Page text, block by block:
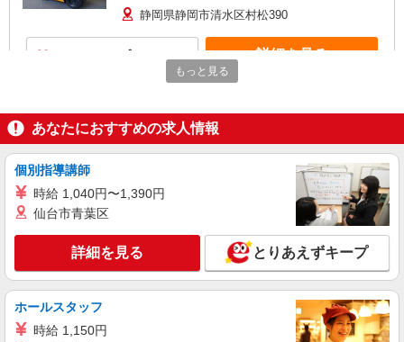
円+時間外（46,323円※時間外30時間の場合）
静岡県静岡市清水区村松390
詳細を見る
ロジスティード中部株式会社
フォークリフトオペレーター（物流倉庫）
時給1,200円 【月収例】 （時給1,200円×8時間
×21日＝201,600円）＋その他手当 ※その他手当
（交通費全額支給（規定あり）・残業代等含む）
静岡県静岡市清水区村松390
キープ 詳細を見る
人材プロオフィス株式会社
工場内での原料投入・設備点検・フォークリフ
もっと見る
あなたにおすすめの求人情報
個別指導講師
時給 1,040円〜1,390円
仙台市青葉区
詳細を見る とりあえずキープ
ホールスタッフ
時給 1,150円